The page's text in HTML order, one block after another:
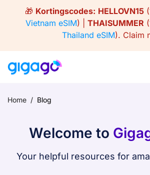
🎁 Kortingscodes: HELLOVN15
Vietnam eSIM) | THAISUMMER
Thailand eSIM). Claim
Home / Blog
Welcome to
Your helpful resources for